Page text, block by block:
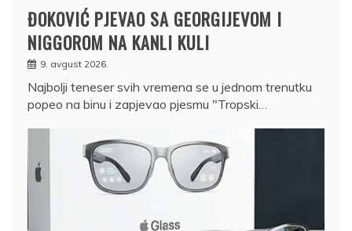
ĐOKOVIĆ PJEVAO SA GEORGIJEVOM I
NIGGOROM NA KANLI KULI
9. avgust 2026.
Najbolji teneser svih vremena se u jednom trenutku
popeo na binu i zapjevao pjesmu "Tropski…